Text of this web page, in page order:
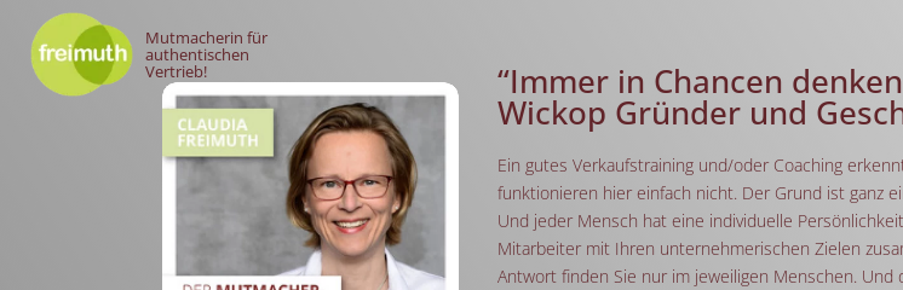
Mutmacherin für
authentischen
Vertrieb! “Immer in Chancen
Wickop Gründer und
Ein gutes Verkaufstraining und/oder Coaching
funktionieren hier einfach nicht. Der Grund ist ganz
Und jeder Mensch hat eine individuelle
Mitarbeiter mit Ihren unternehmerischen Zielen
Antwort finden Sie nur im jeweiligen Menschen.